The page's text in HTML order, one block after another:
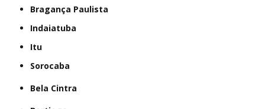
Bragança Paulista
Indaiatuba
Itu
Sorocaba
Bela Cintra